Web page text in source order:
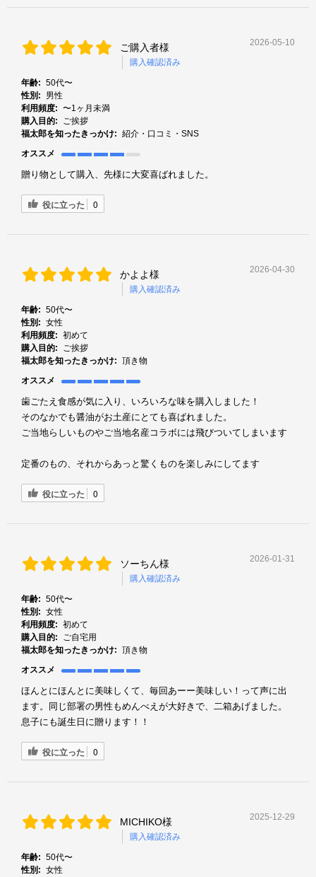
ご購入者様
購入確認済み
2026-05-10
年齢: 50代〜
性別:
男性
利用頻度: 〜1ヶ月未満
購入目的:
ご挨拶
福太郎を知ったきっかけ: 紹介・口コミ・SNS
オススメ
贈り物として購入、先様に大変喜ばれました。
役に立った 0
かよよ様
購入確認済み
2026-04-30
年齢: 50代〜
性別: 女性
利用頻度: 初めて
購入目的:
ご挨拶
福太郎を知ったきっかけ: 頂き物
オススメ
歯ごたえ食感が気に入り、いろいろな味を購入しました！
そのなかでも醤油がお土産にとても喜ばれました。
ご当地らしいものやご当地名産コラボには飛びついてしまいます
定番のもの、それからあっと驚くものを楽しみにしてます
役に立った 0
ソーちん様
購入確認済み
2026-01-31
年齢: 50代〜
性別: 女性
利用頻度: 初めて
購入目的:
ご自宅用
福太郎を知ったきっかけ: 頂き物
オススメ
ほんとにほんとに美味しくて、毎回あーー美味しい！って声に出
ます。同じ部署の男性もめんべえが大好きで、二箱あげました。
息子にも誕生日に贈ります！！
役に立った 0
MICHIKO様
購入確認済み
2025-12-29
年齢: 50代〜
性別: 女性